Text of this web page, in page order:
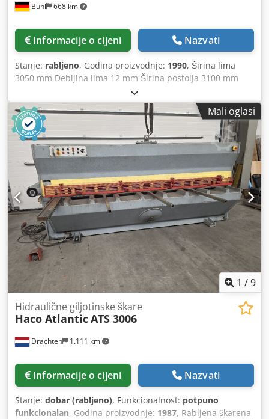
Bühl 668 km
Informacije o cijeni Nazvati
Stanje: rabljeno, Godina proizvodnje: 1990, Širina lima
3050 mm Debljina lima 12 mm Širina postolja 3100 mm
Visina stola od poda 900 mm Podešavanje kuta rezanja 0,5
- 3 ° Broj udaraca 6 - 13 udaraca/min Dkedpfju Uu Smex
Aaior Stražnji razmak - podesiv 1000 mm Stezni uređaj 18
komada Sadržaj ulja 350 l Ukupna potrebna snaga 22,5 kW
Težina stroja cca 8 t Dimenzije stroja D x Š x V 3,96 x 2,10 x
2,22 m - s podešavanjem zazora rezanja - Pribor: električni.
Backgauge, zamjenski nož
Mali oglasi
1 /9
Drachten 1.111 km
Hidraulične giljotinske škare
Haco AtlanticATS 3006
Informacije o cijeni Nazvati
Stanje: dobar (rabljeno), Funkcionalnost: potpuno
funkcionalan, Godina proizvodnje: 1987, Rabljena škarena